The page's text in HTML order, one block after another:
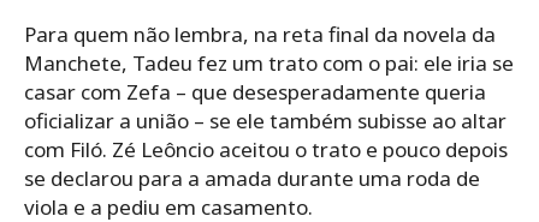
Para quem não lembra, na reta final da novela da
Manchete, Tadeu fez um trato com o pai: ele iria se
casar com Zefa – que desesperadamente queria
oficializar a união – se ele também subisse ao altar
com Filó. Zé Leôncio aceitou o trato e pouco depois
se declarou para a amada durante uma roda de
viola e a pediu em casamento.